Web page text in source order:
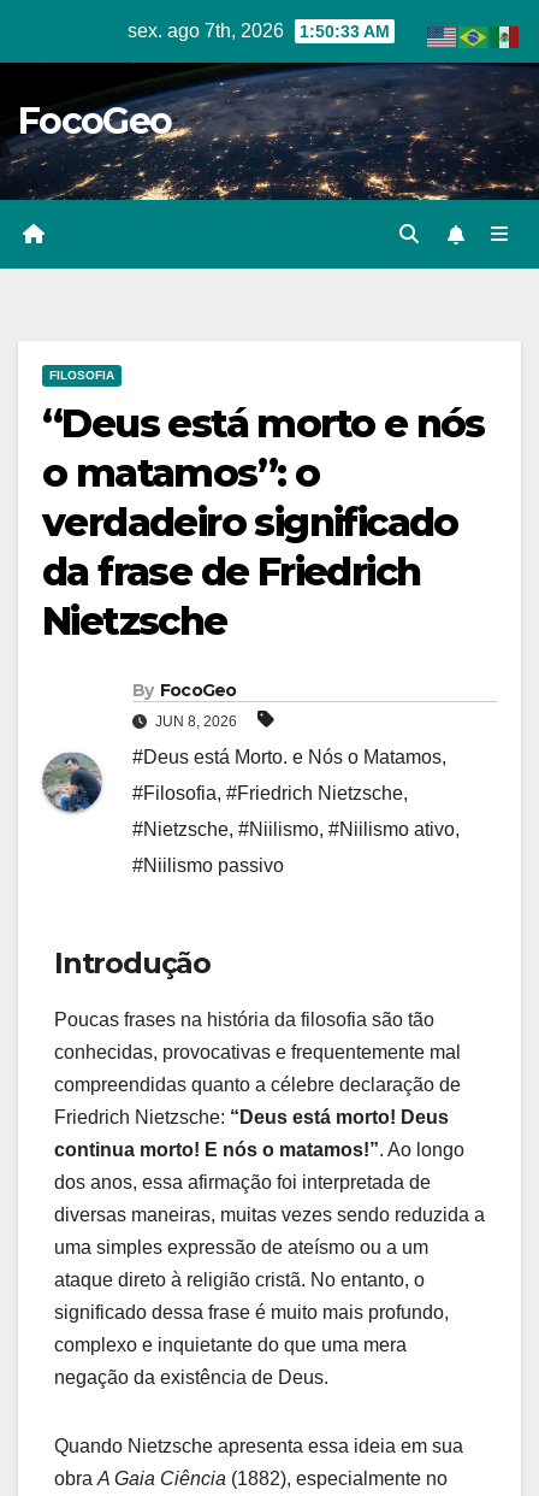
sex. ago 7th, 2026 1:50:34 AM
FocoGeo
FILOSOFIA
“Deus está morto e nós
o matamos”: o
verdadeiro significado
da frase de Friedrich
Nietzsche
By FocoGeo
JUN 8, 2026
#Deus está Morto. e Nós o Matamos,
#Filosofia, #Friedrich Nietzsche,
#Nietzsche, #Niilismo, #Niilismo ativo,
#Niilismo passivo
Introdução
Poucas frases na história da filosofia são tão
conhecidas, provocativas e frequentemente mal
compreendidas quanto a célebre declaração de
Friedrich Nietzsche: “Deus está morto! Deus
continua morto! E nós o matamos!”. Ao longo
dos anos, essa afirmação foi interpretada de
diversas maneiras, muitas vezes sendo reduzida a
uma simples expressão de ateísmo ou a um
ataque direto à religião cristã. No entanto, o
significado dessa frase é muito mais profundo,
complexo e inquietante do que uma mera
negação da existência de Deus.
Quando Nietzsche apresenta essa ideia em sua
obra A Gaia Ciência (1882), especialmente no